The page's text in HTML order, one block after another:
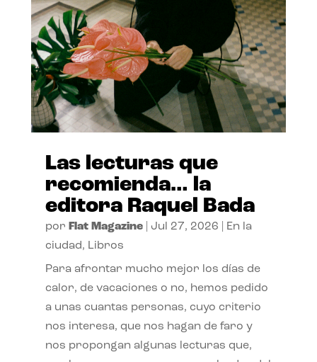
Las lecturas que
recomienda… la
editora Raquel Bada
por Flat Magazine| Jul 27, 2026
En la
ciudad, Libros
Para afrontar mucho mejor los días de
calor, de vacaciones o no, hemos pedido
a unas cuantas personas, cuyo criterio
nos interesa, que nos hagan de faro y
nos propongan algunas lecturas que,